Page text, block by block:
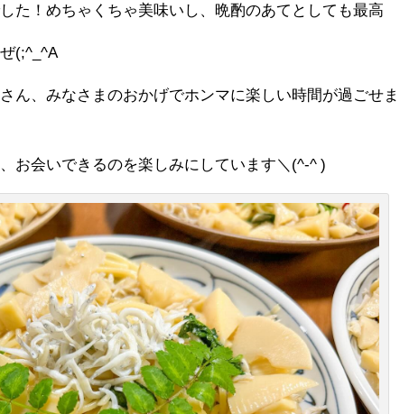
た！めちゃくちゃ美味いし、晩酌のあてとしても最高
(;^_^A
ん、みなさまのおかげでホンマに楽しい時間が過ごせま
お会いできるのを楽しみにしています＼(^-^ )